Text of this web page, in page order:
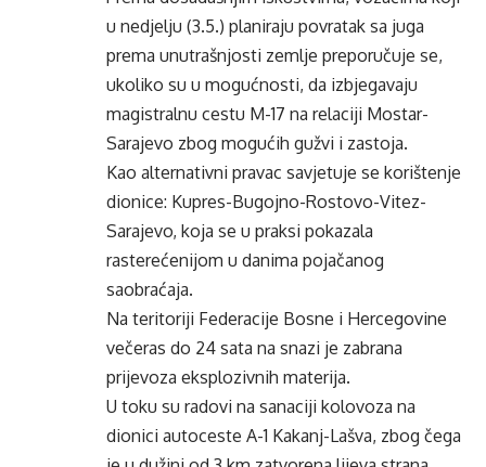
u nedjelju (3.5.) planiraju povratak sa juga
prema unutrašnjosti zemlje preporučuje se,
ukoliko su u mogućnosti, da izbjegavaju
magistralnu cestu M-17 na relaciji Mostar-
Sarajevo zbog mogućih gužvi i zastoja.
Kao alternativni pravac savjetuje se korištenje
dionice: Kupres-Bugojno-Rostovo-Vitez-
Sarajevo, koja se u praksi pokazala
rasterećenijom u danima pojačanog
saobraćaja.
Na teritoriji Federacije Bosne i Hercegovine
večeras do 24 sata na snazi je zabrana
prijevoza eksplozivnih materija.
U toku su radovi na sanaciji kolovoza na
dionici autoceste A-1 Kakanj-Lašva, zbog čega